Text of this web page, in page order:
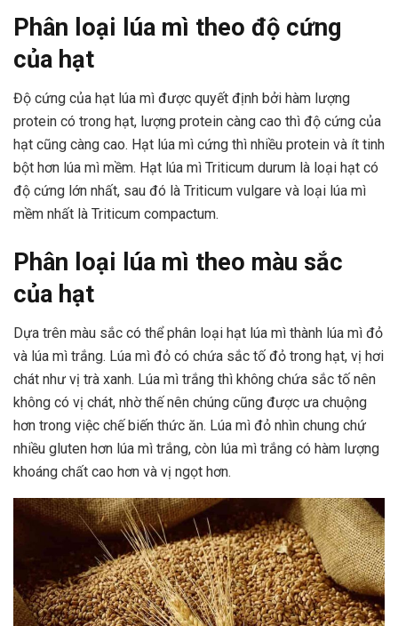
Phân loại lúa mì theo độ cứng
của hạt
Độ cứng của hạt lúa mì được quyết định bởi hàm lượng
protein có trong hạt, lượng protein càng cao thì độ cứng của
hạt cũng càng cao. Hạt lúa mì cứng thì nhiều protein và ít tinh
bột hơn lúa mì mềm. Hạt lúa mì Triticum durum là loại hạt có
độ cứng lớn nhất, sau đó là Triticum vulgare và loại lúa mì
mềm nhất là Triticum compactum.
Phân loại lúa mì theo màu sắc
của hạt
Dựa trên màu sắc có thể phân loại hạt lúa mì thành lúa mì đỏ
và lúa mì trắng. Lúa mì đỏ có chứa sắc tố đỏ trong hạt, vị hơi
chát như vị trà xanh. Lúa mì trắng thì không chứa sắc tố nên
không có vị chát, nhờ thế nên chúng cũng được ưa chuộng
hơn trong việc chế biến thức ăn. Lúa mì đỏ nhìn chung chứ
nhiều gluten hơn lúa mì trắng, còn lúa mì trắng có hàm lượng
khoáng chất cao hơn và vị ngọt hơn.